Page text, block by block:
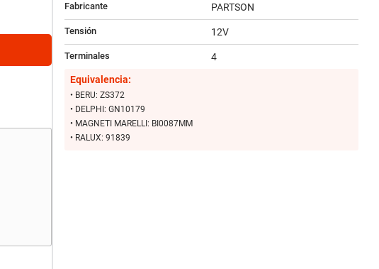
Fabricante PARTSON
Tensión 12V
Terminales
4
Equivalencia:
• BERU: ZS372
• DELPHI: GN10179
• MAGNETI MARELLI: BI0087MM
• RALUX: 91839